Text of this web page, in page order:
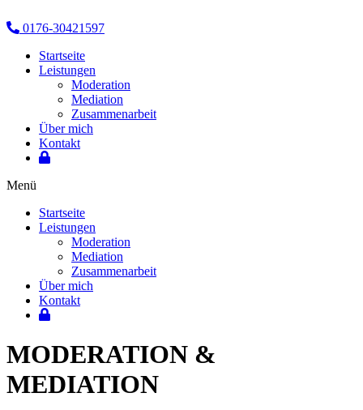
0176-30421597
Startseite
Leistungen
Moderation
Mediation
Zusammenarbeit
Über mich
Kontakt
Menü
Startseite
Leistungen
Moderation
Mediation
Zusammenarbeit
Über mich
Kontakt
MODERATION &
MEDIATION